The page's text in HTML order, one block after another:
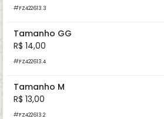
FZ422613.3
Tamanho GG
R$ 14,00
FZ422613.4
Tamanho M
R$ 13,00
FZ422613.2